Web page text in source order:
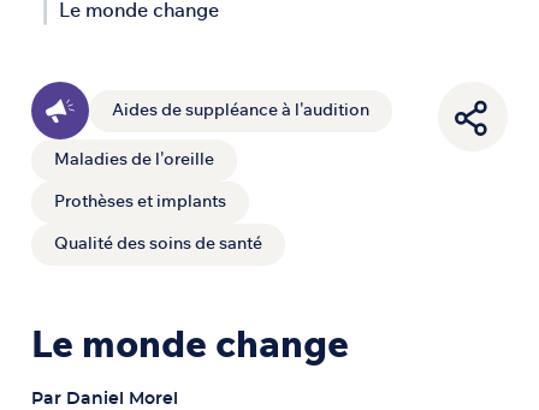
Le monde change
Aides de suppléance à l'audition
Maladies de l'oreille
Prothèses et implants
Qualité des soins de santé
Le monde change
Par Daniel Morel